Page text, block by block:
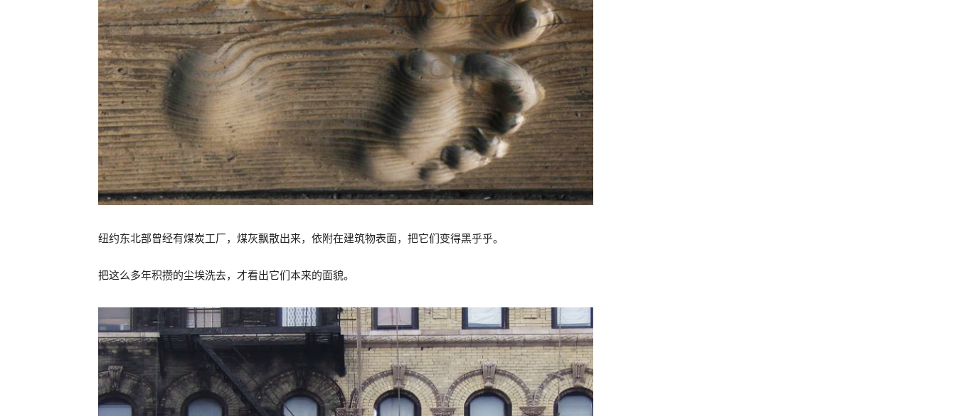
纽约东北部曾经有煤炭工厂，煤灰飘散出来，依附在建筑物表面，把它们变得黑乎乎。
把这么多年积攒的尘埃洗去，才看出它们本来的面貌。